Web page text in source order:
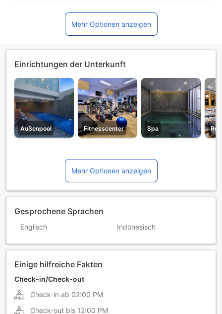
Mehr Optionen anzeigen
Einrichtungen der Unterkunft
Außenpool Fitnesscenter Spa
Mehr Optionen anzeigen
Gesprochene Sprachen
Englisch Indonesisch
Einige hilfreiche Fakten
Check-in/Check-out
Check-in ab 02:00 PM
Check-out bis 12:00 PM